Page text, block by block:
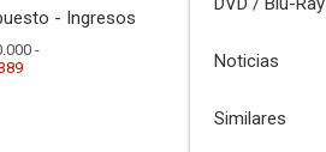
- Ingresos
-
Noticias
Similares